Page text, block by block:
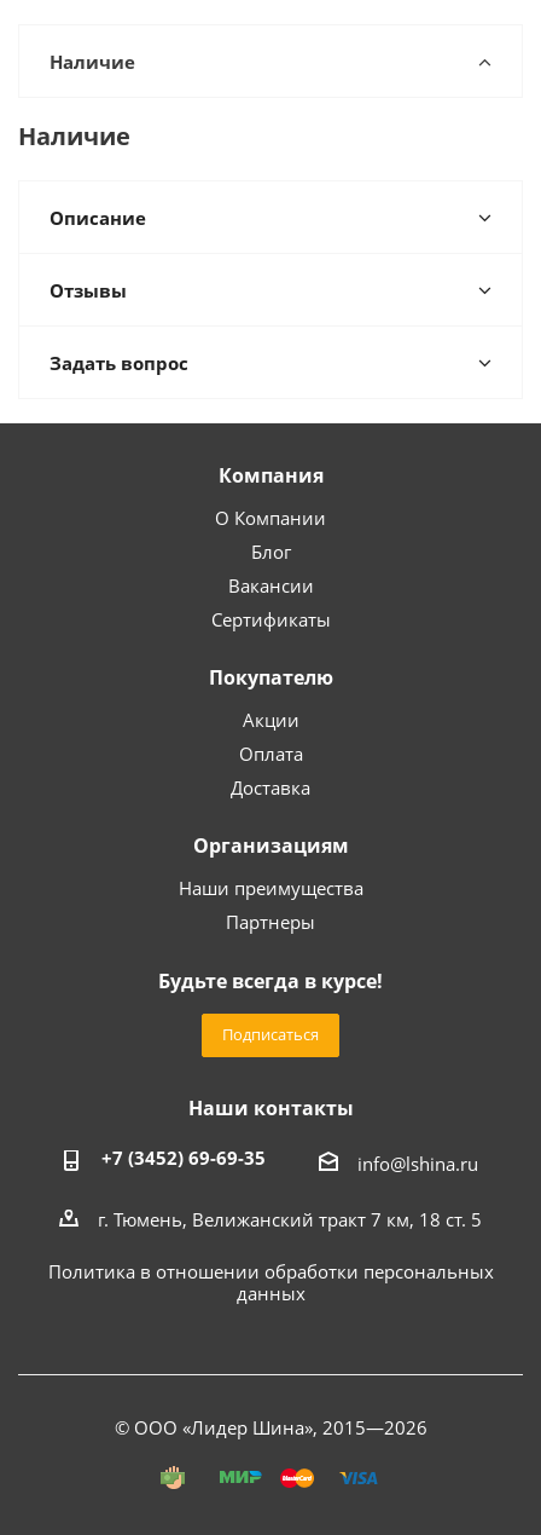
Наличие
Наличие
Описание
Отзывы
Задать вопрос
Компания
О Компании
Блог
Вакансии
Сертификаты
Покупателю
Акции
Оплата
Доставка
Организациям
Наши преимущества
Партнеры
Будьте всегда в курсе!
Подписаться
Наши контакты
+7 (3452) 69-69-35 info@lshina.ru
г. Тюмень, Велижанский тракт 7 км, 18 ст. 5
Политика в отношении обработки персональных
данных
© ООО «Лидер Шина», 2015—2026